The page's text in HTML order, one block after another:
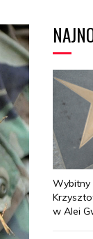
Wybitny
w Alei